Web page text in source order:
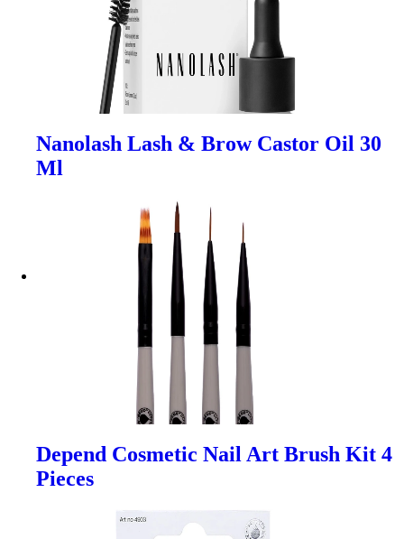
Nanolash Lash & Brow Castor Oil 30
Ml
Depend Cosmetic Nail Art Brush Kit 4
Pieces